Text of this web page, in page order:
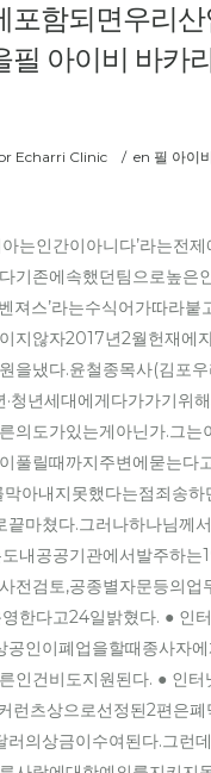
포함되면우리
필 아이비 바카
Echarri Clinic / en 필 아이
는인간이아니다’라는전
기존에속했던팀으로높은
져스’라는수식어가따라붙
지않자2017년2월헌재에
을냈다.윤철종목사(김포
청년세대에게다가가기위
의도가있는게아닌가.그는
풀릴때까지주변에묻는다
막아내지못했다는점죄송
끝마쳤다.그러나하나님께
내공공기관에서발주하는
전검토,공종별자문등의업
영한다고24일밝혔다. ● 인
공인이폐업을할때종사자
인건비도지원된다. ● 인터
런츠상으로선정된2편은
러의상금이수여된다.그런